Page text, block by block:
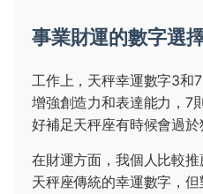
事業財運的數字選
工作上，天秤幸運數字3和
增強創造力和表達能力，7
好補足天秤座有時候會過於
在財運方面，我個人比較
天秤座傳統的幸運數字，